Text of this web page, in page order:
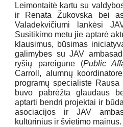
Leimontaitė kartu su
ir Renata Žukovska bei
Valadekvičiumi lankėsi
Susitikimo metu jie aptarė
klausimus, būsimas
galimybes su JAV
ryšių pareigūne (Public
Carroll, alumnų
programų specialiste
buvo pabrėžta glaudaus
aptarti bendri projektai ir
asociacijos ir JAV
kultūrinius ir švietimo mainus.